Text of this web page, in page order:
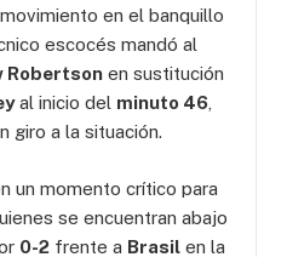
en el banquillo
escocés mandó al
Robertson en sustitución
al inicio del minuto 46
giro a la situación.
un momento crítico para
se encuentran abajo
0-2 frente a Brasil en la